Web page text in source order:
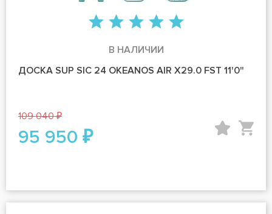
В НАЛИЧИИ
ДОСКА SUP SIC 24 OKEANOS AIR X29.0 FST 11'0"
109 040 ₽
95 950 ₽